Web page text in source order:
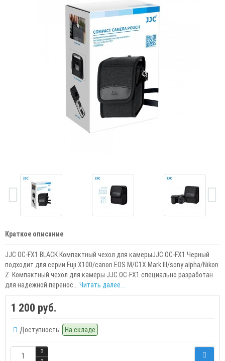
Краткое описание
JJC OC-FX1 BLACK Компактный чехол для камерыJJC OC-FX1 Черный
подходит для серии Fuji X100/canon EOS M/G1X Mark III/sony alpha/Nikon
Z Компактный чехол для камеры JJC OC-FX1 специально разработан
для надежной перенос... Читать далее...
1 200 руб.
Доступность: На складе